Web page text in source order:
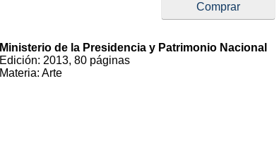
Comprar
Ministerio de la Presidencia y Patrimonio Nacional
Edición: 2013, 80 páginas
Materia: Arte